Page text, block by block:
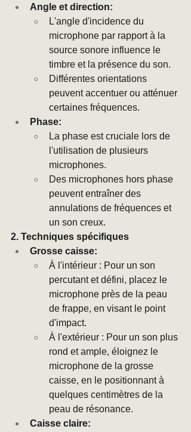
Angle et direction:
L'angle d'incidence du
microphone par rapport à la
source sonore influence le
timbre et la présence du son.
Différentes orientations
peuvent accentuer ou atténuer
certaines fréquences.
Phase:
La phase est cruciale lors de
l'utilisation de plusieurs
microphones.
Des microphones hors phase
peuvent entraîner des
annulations de fréquences et
un son creux.
2. Techniques spécifiques
Grosse caisse:
À l'intérieur : Pour un son
percutant et défini, placez le
microphone près de la peau
de frappe, en visant le point
d'impact.
À l'extérieur : Pour un son plus
rond et ample, éloignez le
microphone de la grosse
caisse, en le positionnant à
quelques centimètres de la
peau de résonance.
Caisse claire: